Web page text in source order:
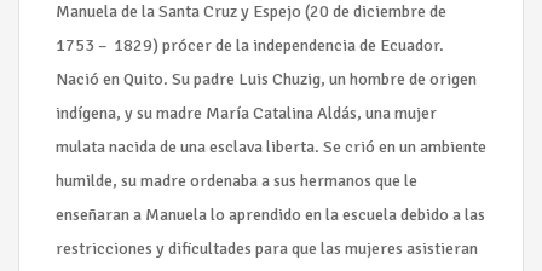
Manuela de la Santa Cruz y Espejo (20 de diciembre de
1753 – 1829) prócer de la independencia de Ecuador.
Nació en Quito. Su padre Luis Chuzig, un hombre de origen
indígena, y su madre María Catalina Aldás, una mujer
mulata nacida de una esclava liberta. Se crió en un ambiente
humilde, su madre ordenaba a sus hermanos que le
enseñaran a Manuela lo aprendido en la escuela debido a las
restricciones y dificultades para que las mujeres asistieran